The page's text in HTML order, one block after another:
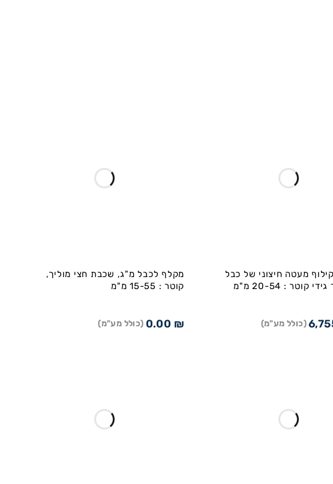
מעטה חיצוני של כבל
(כולל מע"מ)
מקלף לכבל מ"ג, שכבת חצי מוליך,
קוטר : 15-55 מ"מ
0.00 ₪ (כולל מע"מ)